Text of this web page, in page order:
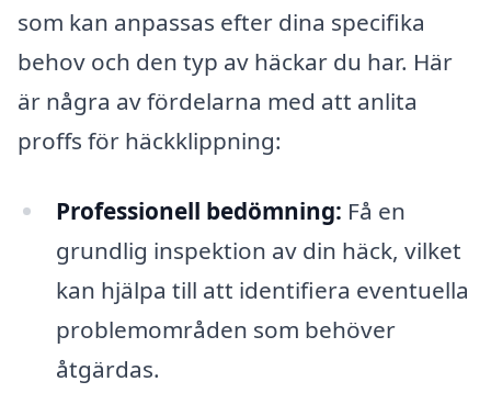
som kan anpassas efter dina specifika
behov och den typ av häckar du har. Här
är några av fördelarna med att anlita
proffs för häckklippning:
Professionell bedömning: Få en
grundlig inspektion av din häck, vilket
kan hjälpa till att identifiera eventuella
problemområden som behöver
åtgärdas.